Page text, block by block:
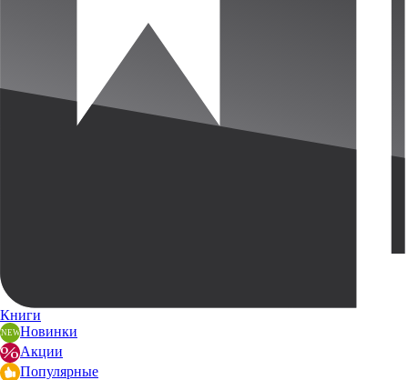
Книги
Новинки
Акции
Популярные